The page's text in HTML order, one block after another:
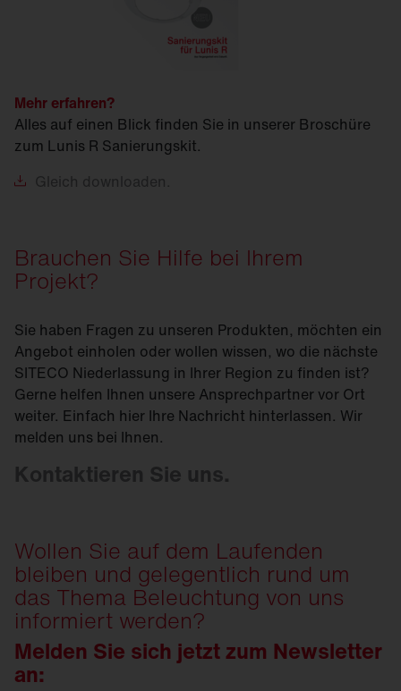
Mehr erfahren?
Alles auf einen Blick finden Sie in unserer Broschüre
zum Lunis R Sanierungskit.
Gleich downloaden.
Brauchen Sie Hilfe bei Ihrem
Projekt?
Sie haben Fragen zu unseren Produkten, möchten ein
Angebot einholen oder wollen wissen, wo die nächste
SITECO Niederlassung in Ihrer Region zu finden ist?
Gerne helfen Ihnen unsere Ansprechpartner vor Ort
weiter. Einfach hier Ihre Nachricht hinterlassen. Wir
melden uns bei Ihnen.
Kontaktieren Sie uns.
Wollen Sie auf dem Laufenden
bleiben und gelegentlich rund um
das Thema Beleuchtung von uns
informiert werden?
Melden Sie sich jetzt zum Newsletter
an: